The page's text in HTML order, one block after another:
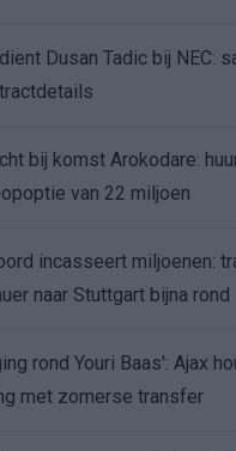
Dusan Tadic bij NEC:
bij komst Arokodare:
van 22 miljoen
incasseert miljoenen:
naar Stuttgart bijna rond
rond Youri Baas': Ajax
met zomerse transfer